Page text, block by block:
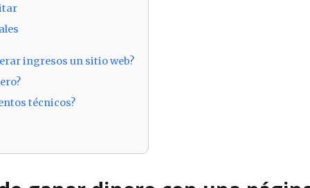
ingresos un sitio web?
técnicos?